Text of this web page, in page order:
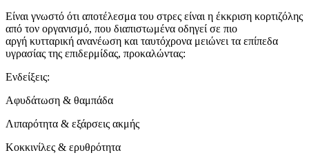
Είναι γνωστό ότι αποτέλεσμα του στρες είναι η έκκριση κορτιζόλης
από τον οργανισμό, που διαπιστωμένα οδηγεί σε πιο
αργή κυτταρική ανανέωση και ταυτόχρονα μειώνει τα επίπεδα
υγρασίας της επιδερμίδας, προκαλώντας:
Ενδείξεις:
Αφυδάτωση & θαμπάδα
Λιπαρότητα & εξάρσεις ακμής
Κοκκινίλες & ερυθρότητα